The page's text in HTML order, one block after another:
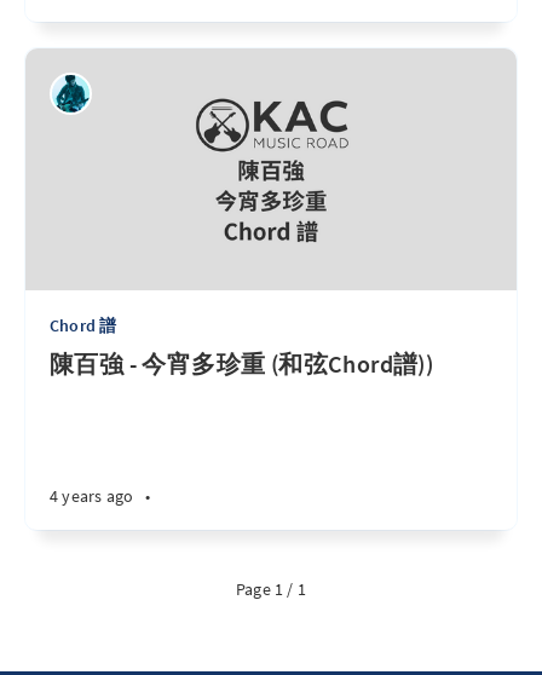
Chord 譜
陳百強 - 今宵多珍重 (和弦Chord譜))
4 years ago •
Page 1 / 1